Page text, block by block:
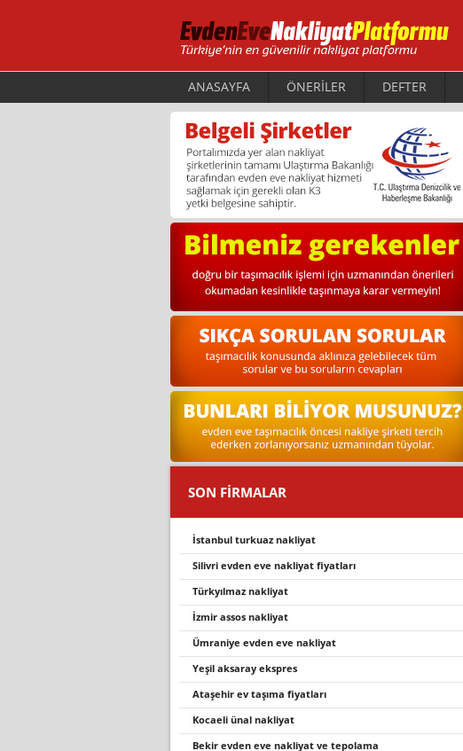
ANASAYFA ÖNERİLER DEFTER
SON FİRMALAR
i̇stanbul turkuaz nakliyat
silivri evden eve nakliyat fiyatları
türkyılmaz nakliyat
i̇zmir assos nakliyat
ümrani̇ye evden eve nakli̇yat
yeşil aksaray ekspres
ataşehir ev taşıma fiyatları
kocaeli ünal nakliyat
bekir evden eve nakliyat ve tepolama